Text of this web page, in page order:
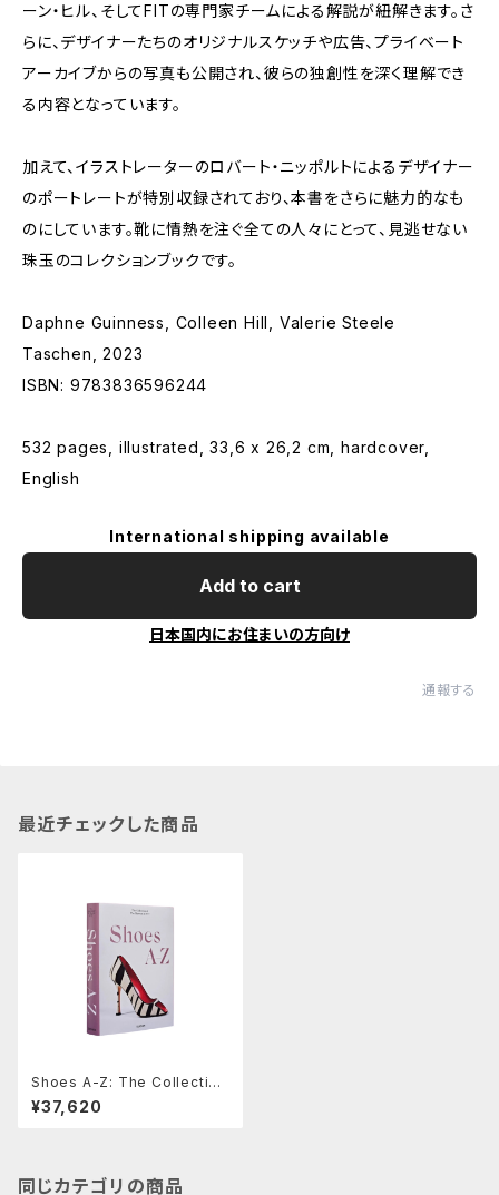
ーン・ヒル、そしてFITの専門家チームによる解説が紐解きます。さ
らに、デザイナーたちのオリジナルスケッチや広告、プライベート
アーカイブからの写真も公開され、彼らの独創性を深く理解でき
る内容となっています。
加えて、イラストレーターのロバート・ニッポルトによるデザイナー
のポートレートが特別収録されており、本書をさらに魅力的なも
のにしています。靴に情熱を注ぐ全ての人々にとって、見逃せない
珠玉のコレクションブックです。
Daphne Guinness, Colleen Hill, Valerie Steele
Taschen, 2023
ISBN: 9783836596244
532 pages, illustrated, 33,6 x 26,2 cm, hardcover,
English
International shipping available
Add to cart
日本国内にお住まいの方向け
通報する
最近チェックした商品
Shoes A-Z: The Collection
of The Museum at FIT
¥37,620
同じカテゴリの商品